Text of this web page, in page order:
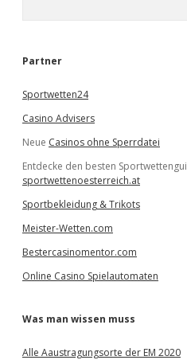
e
Partner
Sportwetten24
Casino Advisers
Neue Casinos ohne Sperrdatei
Entdecke den besten
sportwettenoesterreich.at
Sportbekleidung & Trikots
Meister-Wetten.com
Bestercasinomentor.com
Online Casino Spielautomaten
Was man wissen muss
Alle Aaustragungsorte der EM 2020